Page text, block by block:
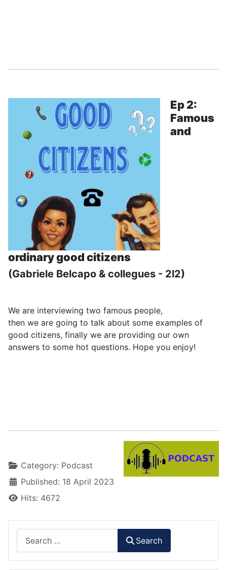
Ep 2:
Famous
and
ordinarygood citizens
(Gabriele Belcapo & collegues - 2l2)
We are interviewing two famous people,
then we are going to talk about some examples of
good citizens, finally we are providing our own
answers to some hot questions. Hope you enjoy!
DetailsCategory: Podcast
Published: 18 April 2023
Hits: 4672
Search